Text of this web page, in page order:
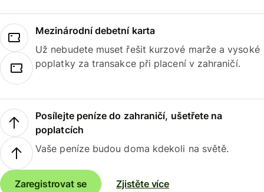
Mezinárodní debetní karta
Už nebudete muset řešit kurzové marže a vysoké
poplatky za transakce při placení v zahraničí.
Posílejte peníze do zahraničí, ušetřete na
poplatcích
Vaše peníze budou doma kdekoli na světě.
Zaregistrovat se Zjistěte více